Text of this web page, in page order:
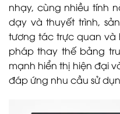
nhạy, cùng nhiều tính
dạy và thuyết trình,
tương tác trực quan và
pháp thay thế bảng
mạnh hiển thị hiện đại
đáp ứng nhu cầu sử